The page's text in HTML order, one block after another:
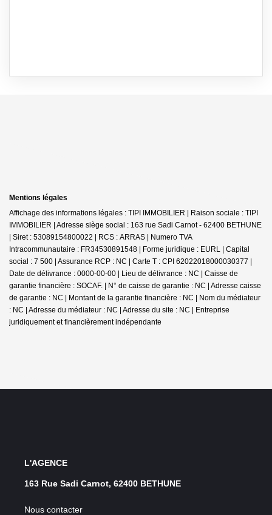
Mentions légales
Affichage des informations légales : TIPI IMMOBILIER | Raison sociale : TIPI
IMMOBILIER | Adresse siège social : 163 rue Sadi Carnot - 62400 BETHUNE
| Siret : 53089154800022 | RCS : ARRAS | Numero TVA
Intracommunautaire : FR34530891548 | Forme juridique : EURL | Capital
social : 7 500 | Assurance RCP : NC | Carte T : CPI 62022018000030377 |
Date de délivrance : 0000-00-00 | Lieu de délivrance : NC | Caisse de
garantie financière : SOCAF. | N° de caisse de garantie : NC | Adresse caisse
de garantie : NC | Montant de la garantie financière : NC | Nom du médiateur
: NC | Adresse du médiateur : NC | Adresse du site : NC | Entreprise
juridiquement et financièrement indépendante
L'AGENCE
163 Rue Sadi Carnot, 62400 BETHUNE
Nous contacter